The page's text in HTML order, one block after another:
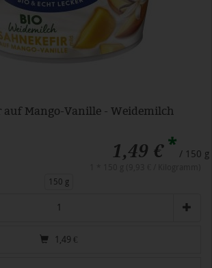
auf Mango-Vanille - Weidemilch
1,49 €* / 150 g
150 g
1,49 €